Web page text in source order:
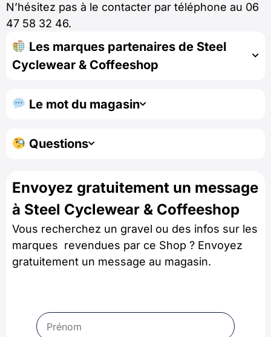
N’hésitez pas à le contacter par téléphone au 06
47 58 32 46.
Les marques partenaires de Steel
Cyclewear & Coffeeshop
Le mot du magasin
Questions
Envoyez gratuitement un message
à Steel Cyclewear & Coffeeshop
Vous recherchez un gravel ou des infos sur les
marques revendues par ce Shop ? Envoyez
gratuitement un message au magasin.